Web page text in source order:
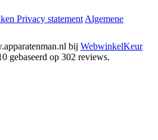
Privacy statement Algemene
bij WebwinkelKeur
gebaseerd op 302 reviews.